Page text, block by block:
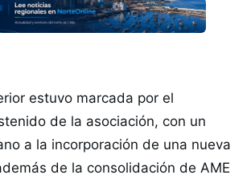
estuvo marcada por el
de la asociación, con un
a la incorporación de una nueva
de la consolidación de AME